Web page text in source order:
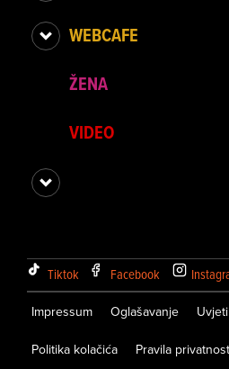
WEBCAFE
ŽENA
VIDEO
Tiktok Facebook
Impressum Oglašavanje
Politika kolačića Pravila